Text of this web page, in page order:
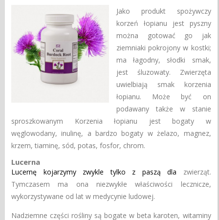
Jako produkt spożywczy
korzeń łopianu jest pyszny
można gotować go jak
ziemniaki pokrojony w kostki;
ma łagodny, słodki smak,
jest śluzowaty. Zwierzęta
uwielbiają smak korzenia
łopianu. Może być on
podawany także w stanie
sproszkowanym Korzenia łopianu jest bogaty w
węglowodany, inulinę, a bardzo bogaty w żelazo, magnez,
krzem, tiaminę, sód, potas, fosfor, chrom.
Lucerna
Lucernę kojarzymy zwykle tylko z paszą dla zwierząt.
Tymczasem ma ona niezwykłe właściwości lecznicze,
wykorzystywane od lat w medycynie ludowej.
Nadziemne części rośliny są bogate w beta karoten, witaminy